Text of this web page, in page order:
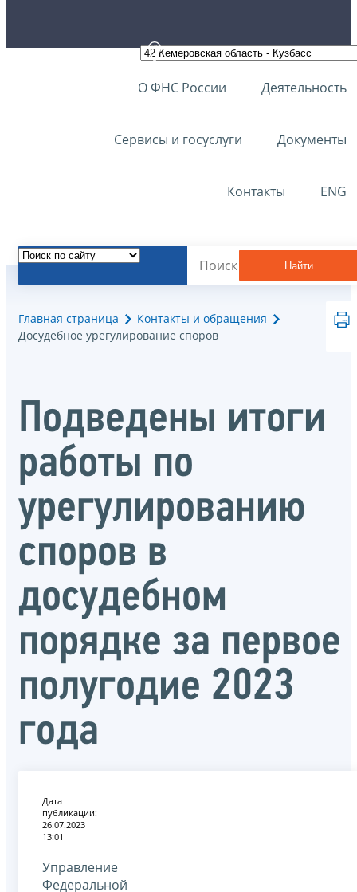
О ФНС России Деятельность
Сервисы и госуслуги Документы
Контакты ENG
Найти
Главная страница
Контакты и обращения
Досудебное урегулирование споров
Подведены итоги
работы по
урегулированию
споров в
досудебном
порядке за первое
полугодие 2023
года
Дата
публикации:
26.07.2023
13:01
Управление
Федеральной